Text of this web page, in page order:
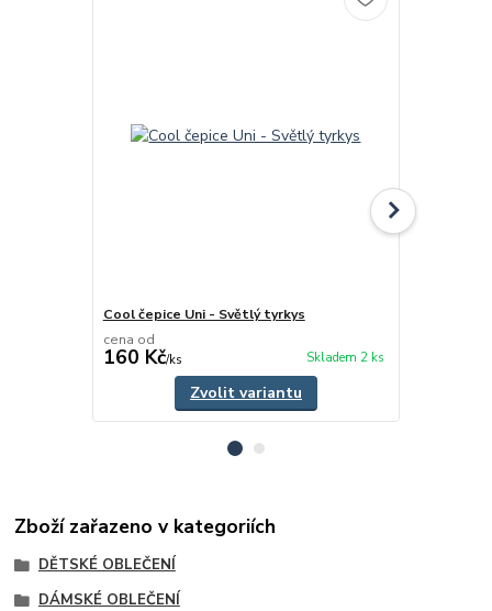
Cool čepice Uni - Světlý tyrkys
cena od
160 Kč/ks Skladem 2 ks
Zvolit variantu
Zboží zařazeno v kategoriích
DĚTSKÉ OBLEČENÍ
DÁMSKÉ OBLEČENÍ